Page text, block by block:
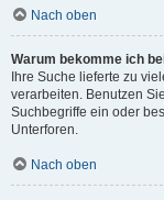
Nach oben
Warum bekomme ich
Ihre Suche lieferte zu
verarbeiten. Benutzen
Suchbegriffe ein oder
Unterforen.
Nach oben